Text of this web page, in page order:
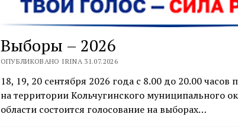
Выборы – 2026
ОПУБЛИКОВАНО IRINA 31.07.2026
18, 19, 20 сентября 2026 года с 8.00 до 20.00
на территории Кольчугинского муниципального
области состоится голосование на выборах…